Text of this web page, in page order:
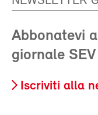
Abbonatevi
giornale SEV
Iscriviti alla